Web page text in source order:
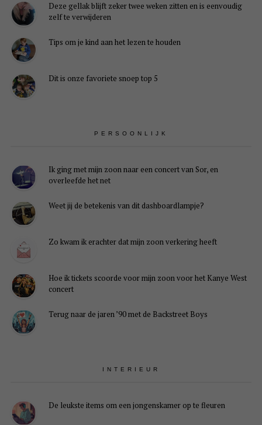
Deze gellak blijft zeker twee weken zitten en is eenvoudig
zelf te verwijderen
Tips om je kind aan het lezen te houden
Dit is onze favoriete snoep top 5
PERSOONLIJK
Ik ging met mijn zoon naar een concert van Sor, en
overleefde het net
Weet jij de betekenis van dit dashboardlampje?
Zo kwam ik erachter dat mijn zoon verkering heeft
Hoe ik tickets scoorde voor mijn zoon voor het Kanye West
concert
Terug naar de jaren ’90 met de Backstreet Boys
INTERIEUR
De leukste items om een jongenskamer op te fleuren